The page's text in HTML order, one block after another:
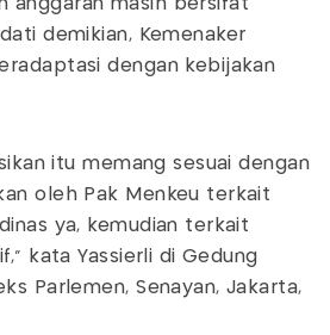
anggaran masih bersifat
demikian, Kemenaker
dengan kebijakan
itu memang sesuai dengan
oleh Pak Menkeu terkait
ya, kemudian terkait
kata Yassierli di Gedung
Parlemen, Senayan, Jakarta,